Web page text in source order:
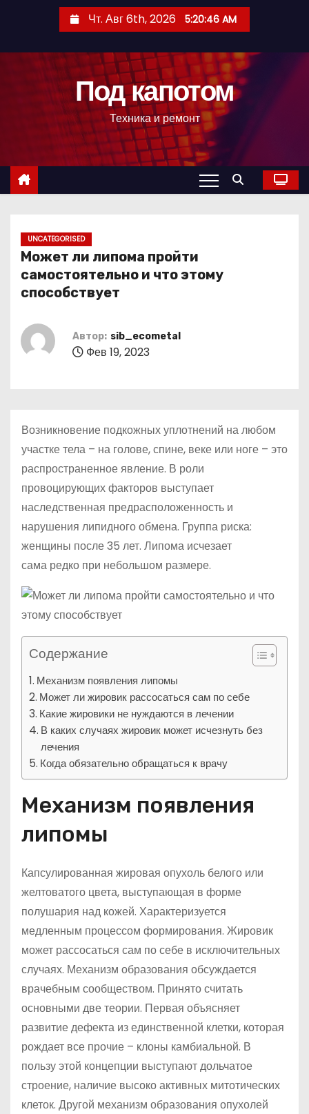
с
Чт. Авг 6th, 2026 5:20:47 AM
Под капотом
Техника и ремонт
UNCATEGORISED
Может ли липома пройти
самостоятельно и что этому
способствует
Автор: sib_ecometal
Фев 19, 2023
Возникновение подкожных уплотнений на любом
участке тела – на голове, спине, веке или ноге – это
распространенное явление. В роли
провоцирующих факторов выступает
наследственная предрасположенность и
нарушения липидного обмена. Группа риска:
женщины после 35 лет. Липома исчезает
сама редко при небольшом размере.
Содержание
Механизм появления липомы
Может ли жировик рассосаться сам по себе
Какие жировики не нуждаются в лечении
В каких случаях жировик может исчезнуть без
лечения
Когда обязательно обращаться к врачу
Механизм появления
липомы
Капсулированная жировая опухоль белого или
желтоватого цвета, выступающая в форме
полушария над кожей. Характеризуется
медленным процессом формирования. Жировик
может рассосаться сам по себе в исключительных
случаях. Механизм образования обсуждается
врачебным сообществом. Принято считать
основными две теории. Первая объясняет
развитие дефекта из единственной клетки, которая
рождает все прочие – клоны камбиальной. В
пользу этой концепции выступают дольчатое
строение, наличие высоко активных митотических
клеток. Другой механизм образования опухолей